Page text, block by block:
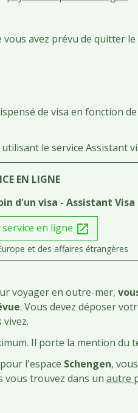
vous avez prévu de quitter
de visa en fonction
le service Assistant
EN LIGNE
d'un visa - Assistant Visa
service en ligne open_in_new
et des affaires étrangères
voyager en outre-mer,
. Vous devez déposer
Il porte la mention du
l'espace Schengen,
vous trouvez dans un autre